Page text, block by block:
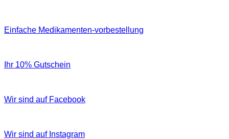
Einfache Medikamenten-vorbestellung
Ihr 10% Gutschein
Wir sind auf Facebook
Wir sind auf Instagram